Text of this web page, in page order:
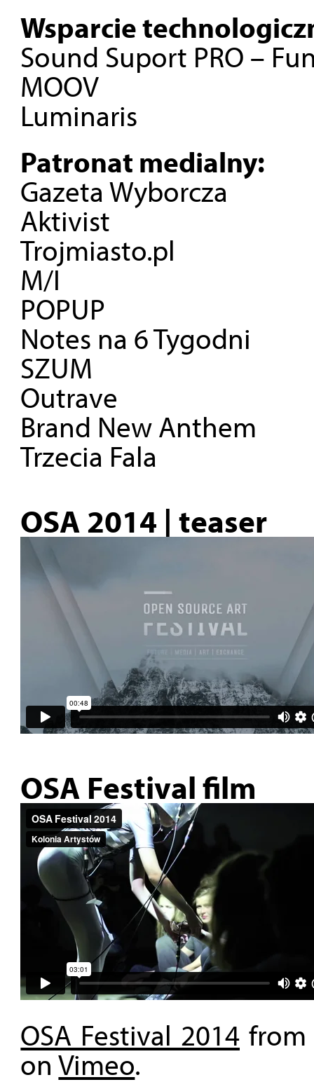
Wsparcie
Sound Suport PRO –
MOOV
Luminaris
Patronat medialny:
Gazeta Wyborcza
Aktivist
Trojmiasto.pl
M/I
POPUP
Notes na 6 Tygodni
SZUM
Outrave
Brand New Anthem
Trzecia Fala
OSA 2014 | teaser
OSA Festival film
OSA Festival 2014
onVimeo.